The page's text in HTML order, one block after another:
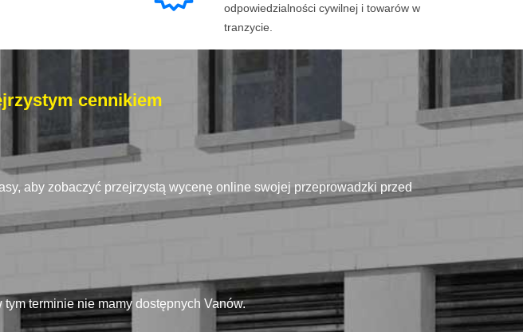
odpowiedzialności cywilnej i towarów w
tranzycie.
cennikiem
aby zobaczyć przejrzystą wycenę online swojej przeprowadzki przed
terminie nie mamy dostępnych Vanów.